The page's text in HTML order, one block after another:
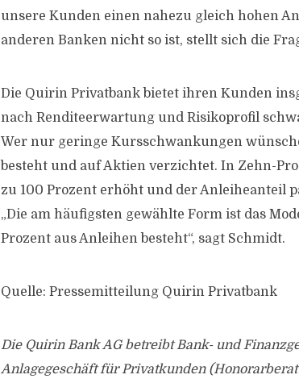
unsere Kunden einen nahezu gleich hohen
anderen Banken nicht so ist, stellt sich die
Die Quirin Privatbank bietet ihren Kunden
nach Renditeerwartung und Risikoprofil
Wer nur geringe Kursschwankungen
besteht und auf Aktien verzichtet. In Zehn-
zu 100 Prozent erhöht und der Anleiheanteil
„Die am häufigsten gewählte Form ist das
Prozent aus Anleihen besteht“, sagt Schmidt.
Quelle: Pressemitteilung Quirin Privatbank
Die Quirin Bank AG betreibt Bank- und
Anlagegeschäft für Privatkunden